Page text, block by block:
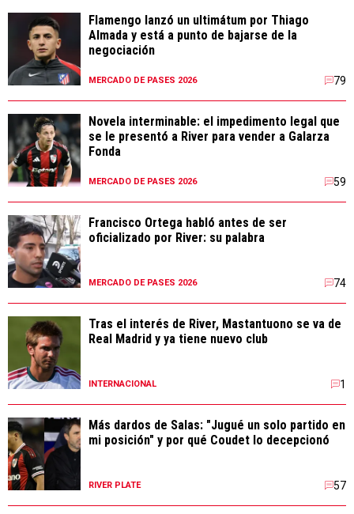
Flamengo lanzó un ultimátum por Thiago
Almada y está a punto de bajarse de la
negociación
MERCADO DE PASES 2026 79
Novela interminable: el impedimento legal que
se le presentó a River para vender a Galarza
Fonda
MERCADO DE PASES 2026 59
Francisco Ortega habló antes de ser
oficializado por River: su palabra
MERCADO DE PASES 2026 74
Tras el interés de River, Mastantuono se va de
Real Madrid y ya tiene nuevo club
INTERNACIONAL 1
Más dardos de Salas: "Jugué un solo partido en
mi posición" y por qué Coudet lo decepcionó
RIVER PLATE 57